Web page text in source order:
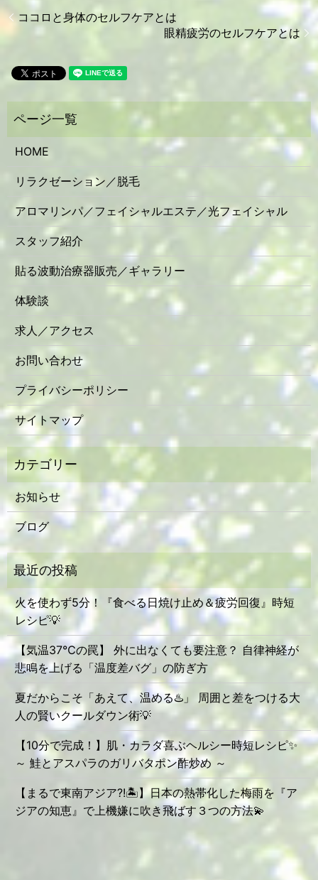
ココロと身体のセルフケアとは
眼精疲労のセルフケアとは
HOME
リラクゼーション／脱毛
アロマリンパ／フェイシャルエステ／光フェイシャル
スタッフ紹介
貼る波動治療器販売／ギャラリー
体験談
求人／アクセス
お問い合わせ
プライバシーポリシー
サイトマップ
お知らせ
ブログ
火を使わず5分！『食べる日焼け止め＆疲労回復』時短
レシピ💡
【気温37℃の罠】 外に出なくても要注意？ 自律神経が
悲鳴を上げる「温度差バグ」の防ぎ方
夏だからこそ「あえて、温める♨️」 周囲と差をつける大
人の賢いクールダウン術💡
【10分で完成！】肌・カラダ喜ぶヘルシー時短レシピ✨
～ 鮭とアスパラのガリバタポン酢炒め ～
【まるで東南アジア?!🏝️】日本の熱帯化した梅雨を『ア
ジアの知恵』で上機嫌に吹き飛ばす３つの方法💫